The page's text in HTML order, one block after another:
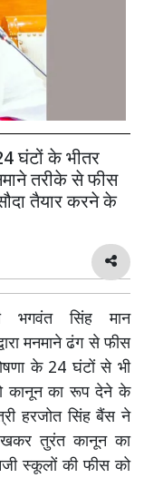
घंटों के भीतर
तरीके से फीस
तैयार करने के
भगवंत सिंह मान
मनमाने ढंग से फीस
के 24 घंटों से भी
कानून का रूप देने के
हरजोत सिंह बैंस ने
तुरंत कानून का
स्कूलों की फीस को